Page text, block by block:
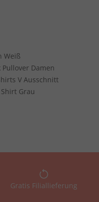
Weiß
Pullover Damen
V Ausschnitt
Grau
Gratis Filiallieferung